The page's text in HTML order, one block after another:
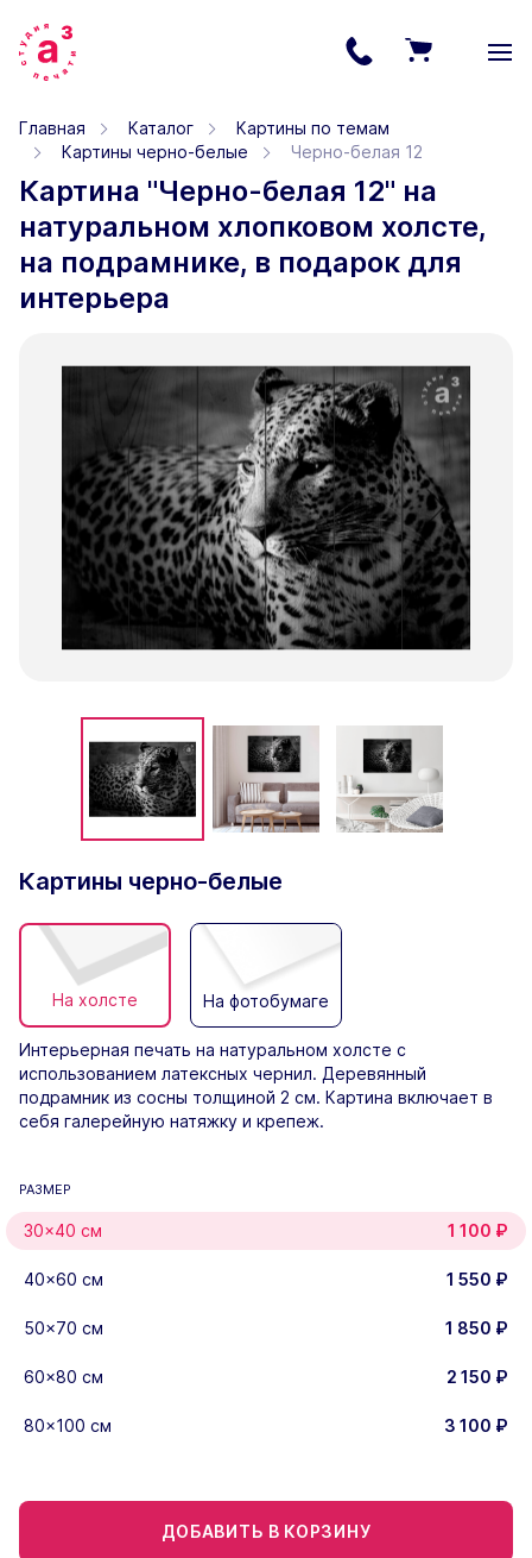
Главная Каталог
Картины по темам
Картины черно-белые
Черно-белая 12
Картина "Черно-белая 12" на
натуральном хлопковом холсте,
на подрамнике, в подарок для
интерьера
Картины черно-белые
На холсте На фотобумаге
Интерьерная печать на натуральном холсте с
использованием латексных чернил. Деревянный
подрамник из сосны толщиной 2 см. Картина включает в
себя галерейную натяжку и крепеж.
РАЗМЕР
30×40 см 1 100 ₽
40×60 см 1 550 ₽
50×70 см 1 850 ₽
60×80 см 2 150 ₽
80×100 см 3 100 ₽
ДОБАВИТЬ В КОРЗИНУ